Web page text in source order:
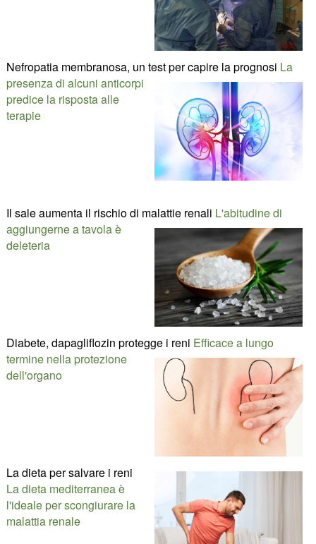
Nefropatia membranosa, un test per capire la prognosi La
presenza di alcuni anticorpi
predice la risposta alle
terapie
Il sale aumenta il rischio di malattie renali L'abitudine di
aggiungerne a tavola è
deleteria
Diabete, dapagliflozin protegge i reni Efficace a lungo
termine nella protezione
dell'organo
La dieta per salvare i reni
La dieta mediterranea è
l'ideale per scongiurare la
malattia renale